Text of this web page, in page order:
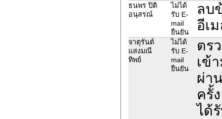
ธนพร ปิติ
อนุสรณ์
ไม่ได้
รับ E-
mail
ยืนยัน
ลบ
อีเ
จาตุรันต์
แสงมณี
ทิพย์
ไม่ได้
รับ E-
mail
ยืนยัน
ตร
เข้
ผ่า
ครั้
ได้